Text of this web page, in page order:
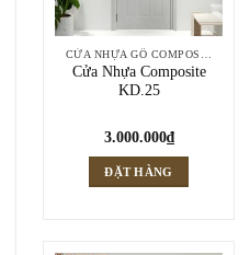
Cửa Nhựa Composite
KD.25
3.000.000₫
ĐẶT HÀNG